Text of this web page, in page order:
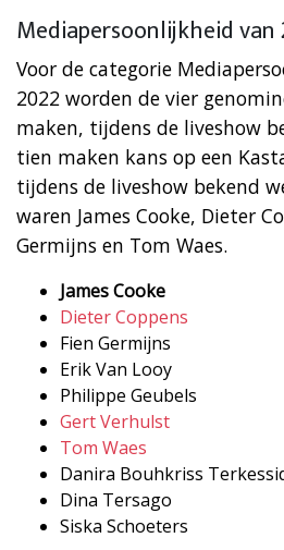
Mediapersoonlijkheid van
Voor de categorie
2022 worden de vier
maken, tijdens de liveshow
tien maken kans op een
tijdens de liveshow bekend
waren James Cooke, Dieter
Germijns en Tom Waes.
James Cooke
Dieter Coppens
Fien Germijns
Erik Van Looy
Philippe Geubels
Gert Verhulst
Tom Waes
Danira Bouhkriss
Dina Tersago
Siska Schoeters